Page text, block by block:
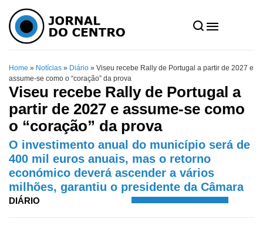
Home » Notícias » Diário » Viseu recebe Rally de Portugal a partir de 2027 e
assume-se como o “coração” da prova
Viseu recebe Rally de Portugal a
partir de 2027 e assume-se como
o “coração” da prova
O investimento anual do município será de
400 mil euros anuais, mas o retorno
económico deverá ascender a vários
milhões, garantiu o presidente da Câmara
DIÁRIO